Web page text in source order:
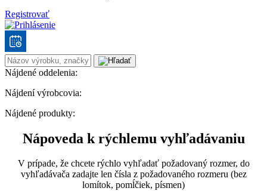
Registrovať
Nájdené oddelenia:
Nájdení výrobcovia:
Nájdené produkty:
Nápoveda k rýchlemu vyhľadávaniu
V prípade, že chcete rýchlo vyhľadať požadovaný rozmer, do
vyhľadávača zadajte len čísla z požadovaného rozmeru (bez
lomítok, pomĺčiek, písmen)